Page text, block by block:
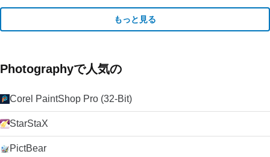
もっと見る
Photographyで人気の
Corel PaintShop Pro (32-Bit)
StarStaX
PictBear